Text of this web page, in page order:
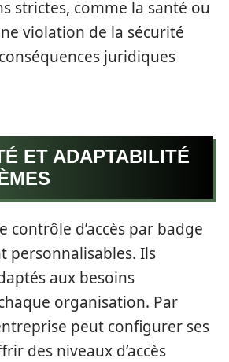
strictes, comme la santé ou
violation de la sécurité
juridiques
ET ADAPTABILITÉ
contrôle d’accès par badge
personnalisables. Ils
aux besoins
organisation. Par
peut configurer ses
des niveaux d’accès